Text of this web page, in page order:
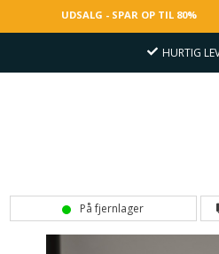
UDSALG - SPAR OP TIL 80%
HURTIG
På fjernlager